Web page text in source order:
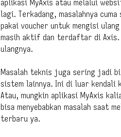
aplikasi MyAxis atau melalui
lagi. Terkadang, masalahnya
pakai voucher untuk mengisi
masih aktif dan terdaftar di
ulangnya.
Masalah teknis juga sering jadi
sistem lainnya. Ini di luar kendali
Atau, mungkin aplikasi MyAxis
bisa menyebabkan masalah saat
terbaru ya.